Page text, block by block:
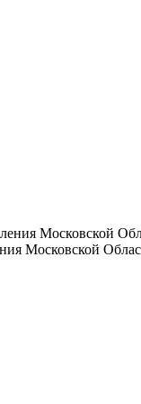
Московской